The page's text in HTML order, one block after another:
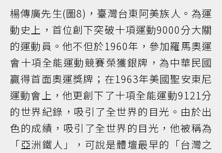
楊傳廣先生(圖8)，臺灣台東阿美族人。為運
動史上，首位創下突破十項運動9000分大關
的運動員。他不但於1960年，參加羅馬奧運
會十項全能運動競賽榮獲銀牌，為中華民國
贏得首面奧運獎牌；在1963年美國聖安東尼
運動會上，他更創下了十項全能運動9121分
的世界紀錄，吸引了全世界的目光。由於出
色的成績，吸引了全世界的目光，他被稱為
「亞洲鐵人」，可說是體壇最早的「台灣之